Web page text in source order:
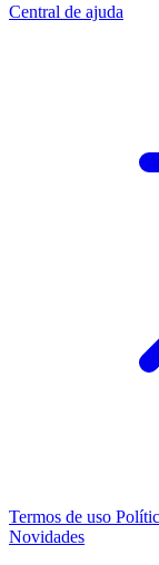
Central de ajuda
Termos de uso
Novidades